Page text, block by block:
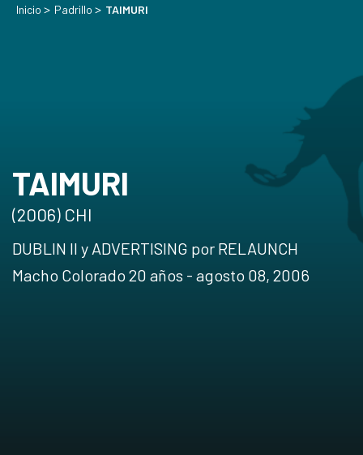
Inicio > Padrillo > TAIMURI
TAIMURI
(2006) CHI
DUBLIN II y ADVERTISING por RELAUNCH
Macho Colorado 20 años - agosto 08, 2006